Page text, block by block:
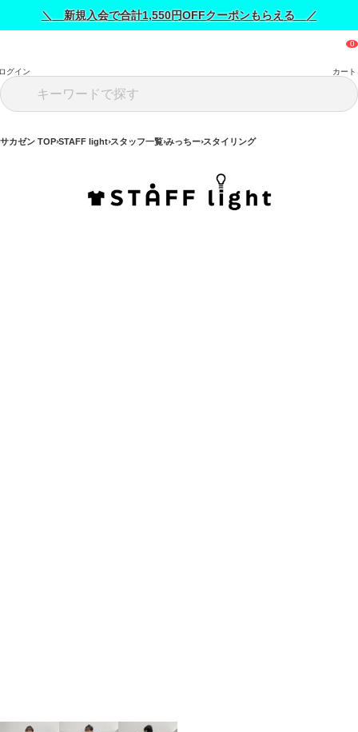
＼ 新規入会で合計1,550円OFFクーポンもらえる ／
グイン カート
サカゼン TOP STAFF light スタッフ一覧 みっちー スタイリング